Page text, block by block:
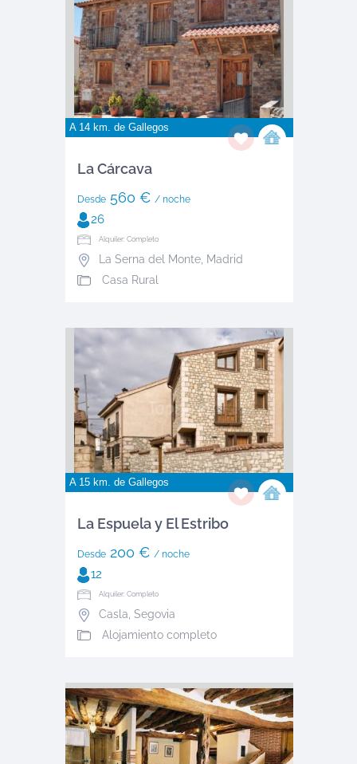
A 14 km. de Gallegos
La Cárcava
Desde560 € / noche
26
Alquiler: Completo
La Serna del Monte, Madrid
Casa Rural
A 15 km. de Gallegos
La Espuela y El Estribo
Desde200 € / noche
12
Alquiler: Completo
Casla, Segovia
Alojamiento completo